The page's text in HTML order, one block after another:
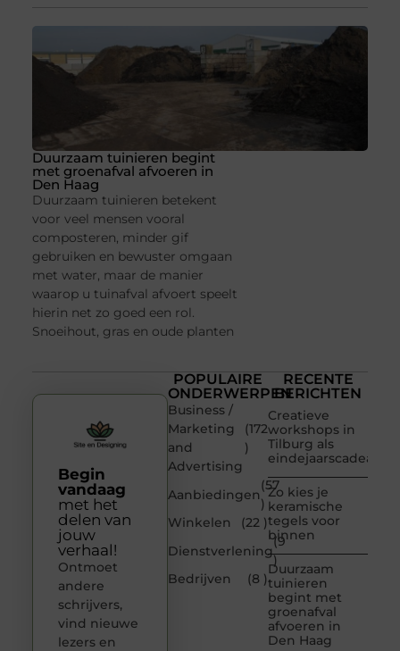
Duurzaam tuinieren begint
met groenafval afvoeren in
Den Haag
Duurzaam tuinieren betekent
voor veel mensen vooral
composteren, minder gif
gebruiken en bewuster omgaan
met water, maar de manier
waarop u tuinafval afvoert speelt
hierin net zo goed een rol.
Snoeihout, gras en oude planten
POPULAIRE
ONDERWERPEN
Business /
Marketing
and
Advertising
(172
)
Aanbiedingen
(57
)
Winkelen
(22 )
Dienstverlening
(9
)
Bedrijven
(8 )
RECENTE
BERICHTEN
Creatieve
workshops in
Tilburg als
eindejaarscadeau
Zo kies je
keramische
tegels voor
binnen
Duurzaam
tuinieren
begint met
groenafval
afvoeren in
Den Haag
Begin
vandaag
met het
delen van
jouw
verhaal!
Ontmoet
andere
schrijvers,
vind nieuwe
lezers en